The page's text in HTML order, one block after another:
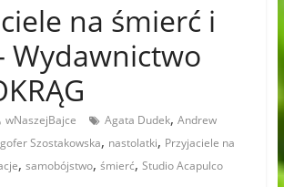
na śmierć i
Wydawnictwo
wNaszejBajce Agata Dudek, Andrew
Szostakowska, nastolatki, Przyjaciele na
, samobójstwo, śmierć, Studio Acapulco